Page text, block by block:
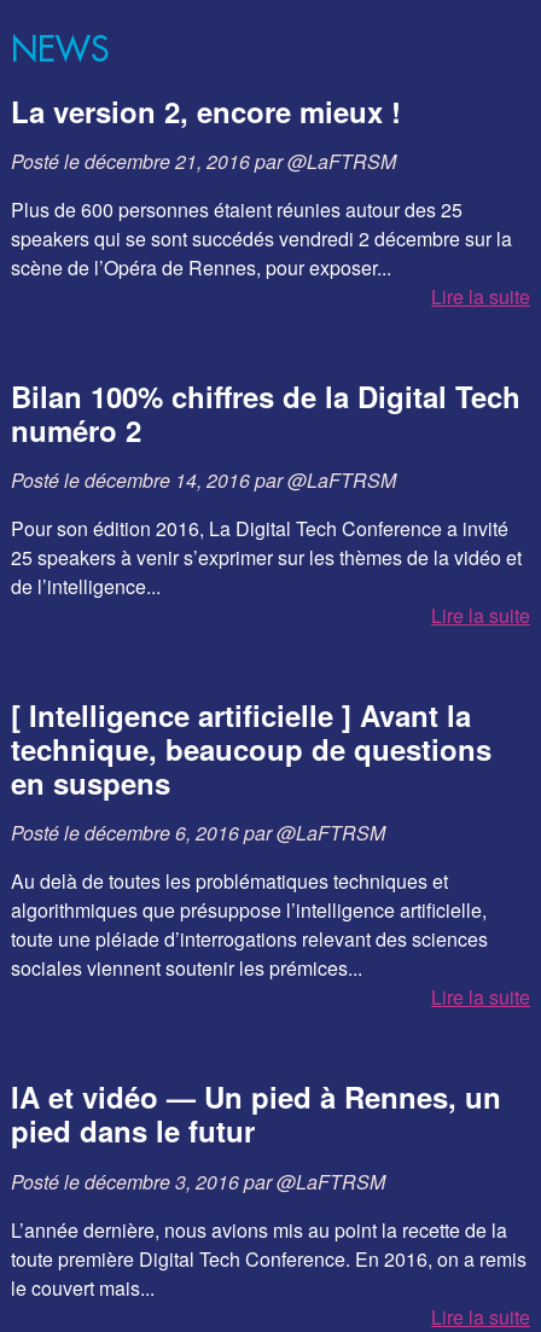
NEWS
La version 2, encore mieux !
Posté ledécembre 21, 2016par@LaFTRSM
Plus de 600 personnes étaient réunies autour des 25
speakers qui se sont succédés vendredi 2 décembre sur la
scène de l’Opéra de Rennes, pour exposer...
Lire la suite
Bilan 100% chiffres de la Digital Tech
numéro 2
Posté ledécembre 14, 2016par@LaFTRSM
Pour son édition 2016, La Digital Tech Conference a invité
25 speakers à venir s’exprimer sur les thèmes de la vidéo et
de l’intelligence...
Lire la suite
[ Intelligence artificielle ] Avant la
technique, beaucoup de questions
en suspens
Posté ledécembre 6, 2016par@LaFTRSM
Au delà de toutes les problématiques techniques et
algorithmiques que présuppose l’intelligence artificielle,
toute une pléiade d’interrogations relevant des sciences
sociales viennent soutenir les prémices...
Lire la suite
IA et vidéo — Un pied à Rennes, un
pied dans le futur
Posté ledécembre 3, 2016par@LaFTRSM
L’année dernière, nous avions mis au point la recette de la
toute première Digital Tech Conference. En 2016, on a remis
le couvert mais...
Lire la suite